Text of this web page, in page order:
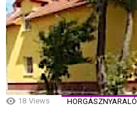
18 Views HORGÁSZNYARALÓ